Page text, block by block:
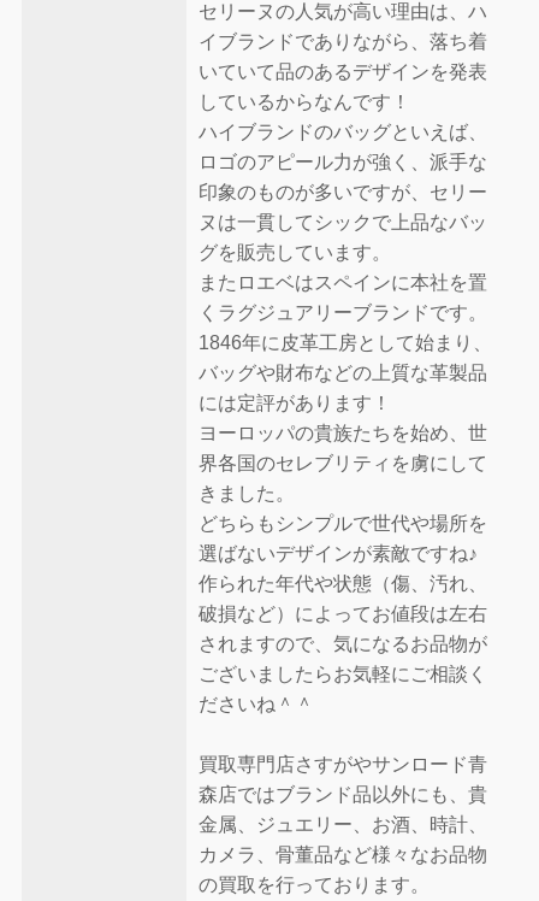
セリーヌの人気が高い理由は、ハ
イブランドでありながら、落ち着
いていて品のあるデザインを発表
しているからなんです！
ハイブランドのバッグといえば、
ロゴのアピール力が強く、派手な
印象のものが多いですが、セリー
ヌは一貫してシックで上品なバッ
グを販売しています。
またロエベはスペインに本社を置
くラグジュアリーブランドです。
1846年に皮革工房として始まり、
バッグや財布などの上質な革製品
には定評があります！
ヨーロッパの貴族たちを始め、世
界各国のセレブリティを虜にして
きました。
どちらもシンプルで世代や場所を
選ばないデザインが素敵ですね♪
作られた年代や状態（傷、汚れ、
破損など）によってお値段は左右
されますので、気になるお品物が
ございましたらお気軽にご相談く
ださいね＾＾
買取専門店さすがやサンロード青
森店ではブランド品以外にも、貴
金属、ジュエリー、お酒、時計、
カメラ、骨董品など様々なお品物
の買取を行っております。